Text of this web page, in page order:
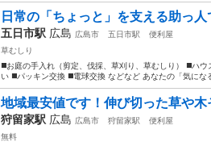
日常の「ちょっと」を支える助っ人
五日市駅 広島 広島市 五日市駅
便利屋
草むしり
◼️お庭の手入れ（剪定、伐採、草刈り、草むしり） ◼️ハ
い ◼️パッキン交換 ◼️電球交換 などなど あなたの「気にな
地域最安値です！伸び切った草や
狩留家駅 広島 広島市 狩留家駅
便利屋
無料